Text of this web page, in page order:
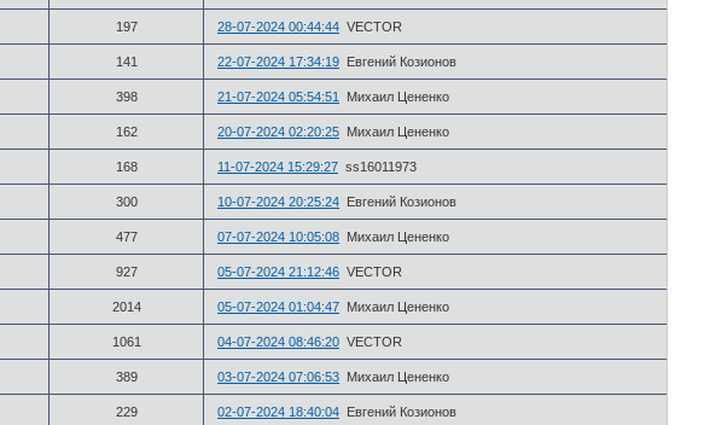
197 28-07-2024 00:44:44 VECTOR
141 22-07-2024 17:34:19 Евгений Козионов
398 21-07-2024 05:54:51 Михаил Цененко
162 20-07-2024 02:20:25 Михаил Цененко
168 11-07-2024 15:29:27 ss16011973
300 10-07-2024 20:25:24 Евгений Козионов
477 07-07-2024 10:05:08 Михаил Цененко
927 05-07-2024 21:12:46 VECTOR
2014 05-07-2024 01:04:47 Михаил Цененко
1061 04-07-2024 08:46:20 VECTOR
389 03-07-2024 07:06:53 Михаил Цененко
229 02-07-2024 18:40:04 Евгений Козионов